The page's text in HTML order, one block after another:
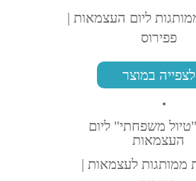
לצפייה במוצר
משפחתי" ליום
העצמאות